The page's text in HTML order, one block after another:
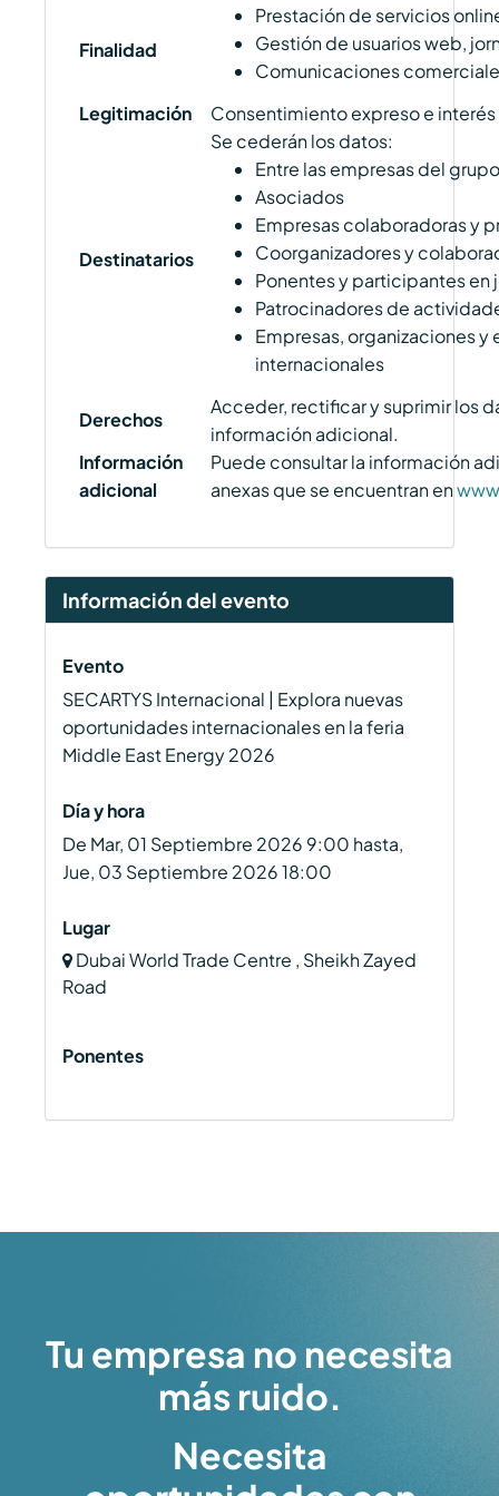
Finalidad
Prestación de servicios
Gestión de usuarios web,
Comunicaciones
Legitimación
Consentimiento expreso e
Destinatarios
Se cederán los datos:
Entre las empresas del
Asociados
Empresas colaboradoras y
Coorganizadores y
Ponentes y participantes en
Patrocinadores de
Empresas, organizaciones
internacionales
Derechos
Acceder, rectificar y suprimir los
información adicional.
Información
adicional
Puede consultar la información
anexas que se encuentran en
Información del evento
Evento
SECARTYS Internacional | Explora nuevas
oportunidades internacionales en la feria
Middle East Energy 2026
Día y hora
De Mar, 01 Septiembre 2026 9:00 hasta,
Jue, 03 Septiembre 202618:00
Lugar
Dubai World Trade Centre , Sheikh Zayed
Road
Ponentes
Tu empresa no necesita
más ruido.
Necesita